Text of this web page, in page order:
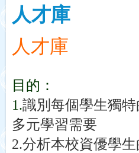
人才庫
人才庫
目的：
1.識別每個學生獨
多元學習需要
2.分析本校資優學